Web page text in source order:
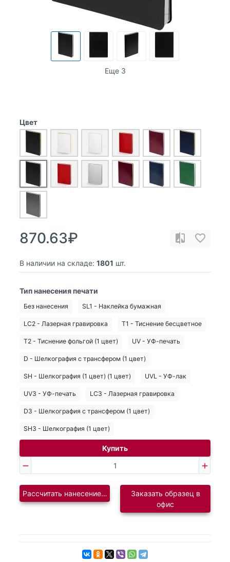
Еще 3
Цвет
870.63₽
В наличии на складе: 1801 шт.
Тип нанесения печати
Без нанесения SL1 - Наклейка бумажная
LC2 - Лазерная гравировка T1 - Тиснение бесцветное
T2 - Тиснение фольгой (1 цвет) UV - УФ-печать
D - Шелкография с трансфером (1 цвет)
SH - Шелкография (1 цвет) (1 цвет) UVL - УФ-лак
UV3 - УФ-печать LC3 - Лазерная гравировка
D3 - Шелкография с трансфером (1 цвет)
SH3 - Шелкография (1 цвет)
Купить
Рассчитать нанесение логотипаЗаказать образец в
офис